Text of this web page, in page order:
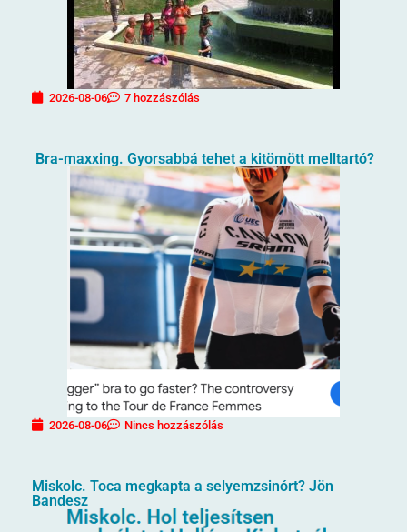
2026-08-06 7 hozzászólás
Bra-maxxing. Gyorsabbá tehet a kitömött melltartó?
2026-08-06 Nincs hozzászólás
Miskolc. Toca megkapta a selyemzsinórt? Jön
Bandesz